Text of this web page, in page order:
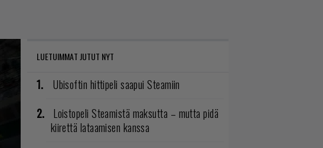
LUETUIMMAT JUTUT NYT
Ubisoftin hittipeli saapui Steamiin
Loistopeli Steamistä maksutta – mutta pidä
kiirettä lataamisen kanssa